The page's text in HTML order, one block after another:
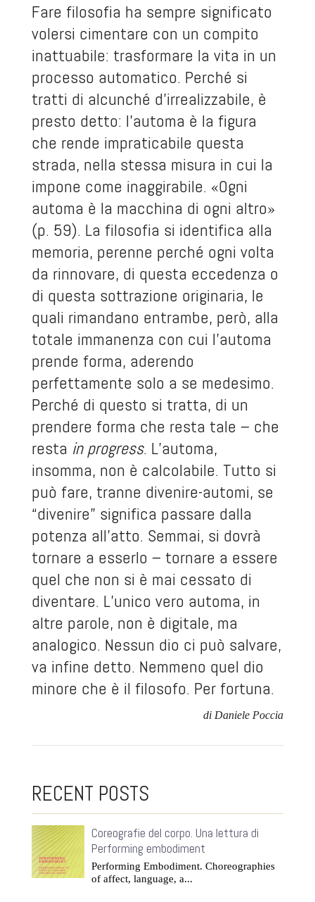
Fare filosofia ha sempre significato
volersi cimentare con un compito
inattuabile: trasformare la vita in un
processo automatico. Perché si
tratti di alcunché d’irrealizzabile, è
presto detto: l’automa è la figura
che rende impraticabile questa
strada, nella stessa misura in cui la
impone come inaggirabile. «Ogni
automa è la macchina di ogni altro»
(p. 59). La filosofia si identifica alla
memoria, perenne perché ogni volta
da rinnovare, di questa eccedenza o
di questa sottrazione originaria, le
quali rimandano entrambe, però, alla
totale immanenza con cui l’automa
prende forma, aderendo
perfettamente solo a se medesimo.
Perché di questo si tratta, di un
prendere forma che resta tale – che
resta in progress. L’automa,
insomma, non è calcolabile. Tutto si
può fare, tranne divenire-automi, se
“divenire” significa passare dalla
potenza all’atto. Semmai, si dovrà
tornare a esserlo – tornare a essere
quel che non si è mai cessato di
diventare. L’unico vero automa, in
altre parole, non è digitale, ma
analogico. Nessun dio ci può salvare,
va infine detto. Nemmeno quel dio
minore che è il filosofo. Per fortuna.
di Daniele Poccia
RECENT POSTS
Coreografie del corpo. Una lettura di
Performing embodiment
Performing Embodiment. Choreographies
of affect, language, a...